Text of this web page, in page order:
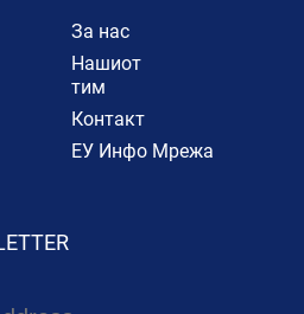
За нас
Нашиот
тим
Контакт
ЕУ Инфо Мрежа